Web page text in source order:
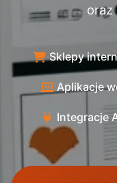
oraz
Sklepy
Aplikacje
Integracje